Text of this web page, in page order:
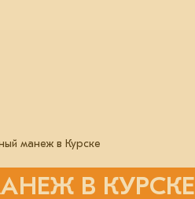
манеж в Курске
В КУРСКЕ